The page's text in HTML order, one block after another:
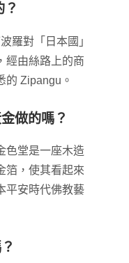
羅對「日本國」
經由絲路上的商
的 Zipangu。
做的嗎？
色堂是一座木造
箔，使其看起來
平安時代佛教藝